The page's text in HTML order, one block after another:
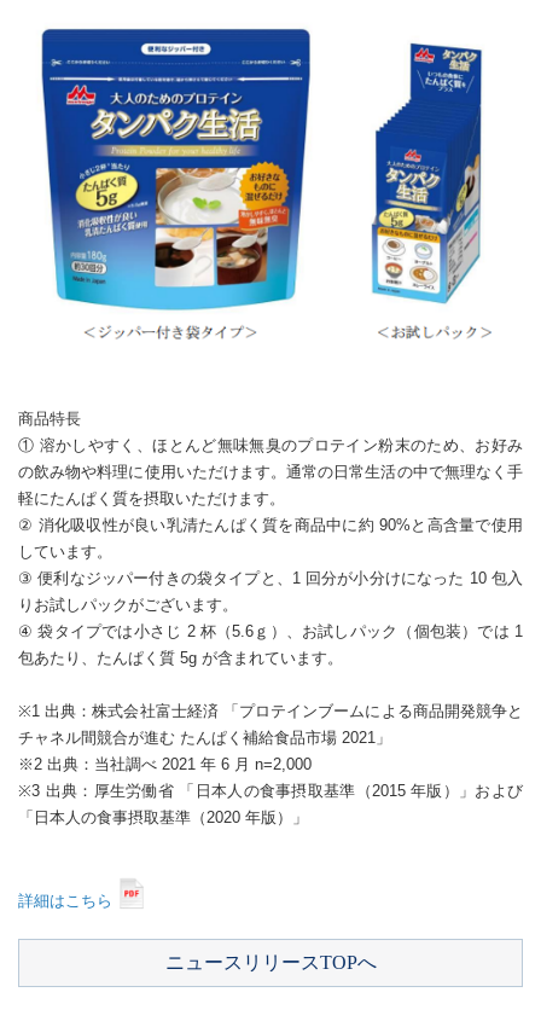
商品特長
① 溶かしやすく、ほとんど無味無臭のプロテイン粉末のため、お好み
の飲み物や料理に使用いただけます。通常の日常生活の中で無理なく手
軽にたんぱく質を摂取いただけます。
② 消化吸収性が良い乳清たんぱく質を商品中に約 90%と高含量で使用
しています。
③ 便利なジッパー付きの袋タイプと、1 回分が小分けになった 10 包入
りお試しパックがございます。
④ 袋タイプでは小さじ 2 杯（5.6ｇ）、お試しパック（個包装）では 1
包あたり、たんぱく質 5g が含まれています。
※1 出典：株式会社富士経済 「プロテインブームによる商品開発競争と
チャネル間競合が進む たんぱく補給食品市場 2021」
※2 出典：当社調べ 2021 年 6 月 n=2,000
※3 出典：厚生労働省 「日本人の食事摂取基準（2015 年版）」および
「日本人の食事摂取基準（2020 年版）」
詳細はこちら
ニュースリリースTOPへ